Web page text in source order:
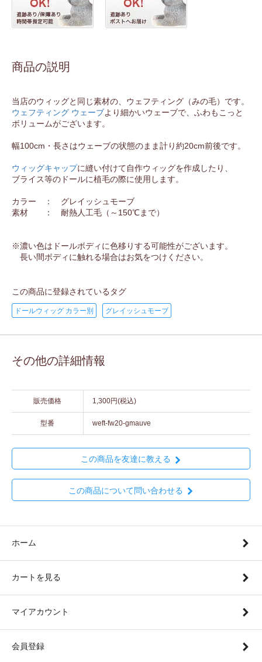
商品の説明
当店のウィッグと同じ素材の、ウェフティング（みの毛）です。
ウェフティング ウェーブより細かいウェーブで、ふわもこっと
ボリュームがございます。
幅100cm・長さはウェーブの状態のまま計り約20cm前後です。
ウィッグキャップに縫い付けて自作ウィッグを作成したり、
ブライス等のドールに植毛の際に使用します。
カラー ： グレイッシュモーブ
素材 ： 耐熱人工毛（～150℃まで）
※濃い色はドールボディに色移りする可能性がございます。
長い間ボディに触れる場合はお気をつけください。
この商品に登録されているタグ
ドールウィッグ カラー別 グレイッシュモーブ
その他の詳細情報
販売価格 1,300円(税込)
型番 weft-fw20-gmauve
この商品を友達に教える
この商品について問い合わせる
ホーム
カートを見る
マイアカウント
会員登録